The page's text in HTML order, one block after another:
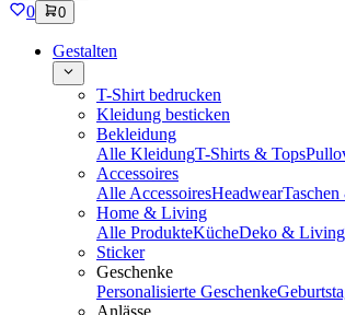
0 0
Gestalten
T-Shirt bedrucken
Kleidung besticken
Bekleidung
Alle KleidungT-Shirts & Tops
Accessoires
Alle AccessoiresHeadwear
Home & Living
Alle ProdukteKücheDeko & Living
Sticker
Geschenke
Personalisierte Geschenke